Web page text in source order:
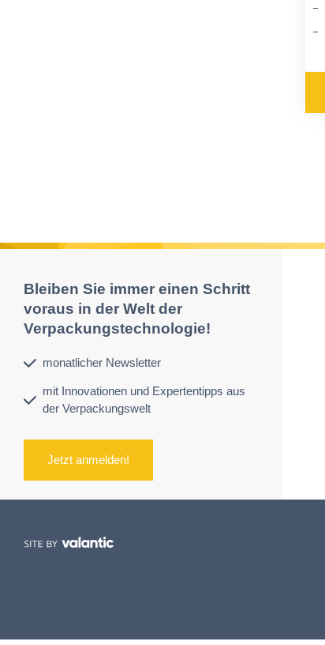
Bleiben Sie immer einen Schritt
voraus in der Welt der
Verpackungstechnologie!
monatlicher Newsletter
mit Innovationen und Expertentipps aus
der Verpackungswelt
Jetzt anmelden!